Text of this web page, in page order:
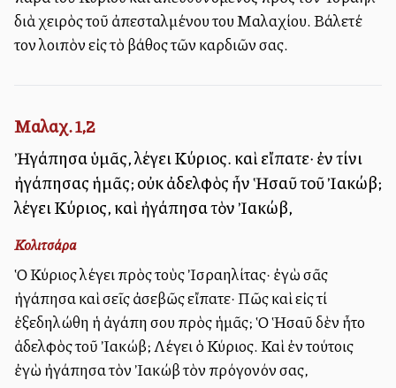
διὰ χειρὸς τοῦ ἀπεσταλμένου του Μαλαχίου. Βάλετέ
τον λοιπὸν εἰς τὸ βάθος τῶν καρδιῶν σας.
Μαλαχ. 1,2
Ἠγάπησα ὑμᾶς, λέγει Κύριος. καὶ εἴπατε· ἐν τίνι
ἠγάπησας ἡμᾶς; οὐκ ἀδελφὸς ἦν Ἡσαῦ τοῦ Ἰακώβ;
λέγει Κύριος, καὶ ἠγάπησα τὸν Ἰακώβ,
Κολιτσάρα
Ὁ Κύριος λέγει πρὸς τοὺς Ἰσραηλίτας· ἐγὼ σᾶς
ἠγάπησα καὶ σεῖς ἀσεβῶς εἴπατε· Πῶς καὶ εἰς τί
ἐξεδηλώθη ἡ ἀγάπη σου πρὸς ἡμᾶς; Ὁ Ἡσαῦ δὲν ἦτο
ἀδελφὸς τοῦ Ἰακώβ; Λέγει ὁ Κύριος. Καὶ ἐν τούτοις
ἐγὼ ἠγάπησα τὸν Ἰακώβ τὸν πρόγονόν σας,